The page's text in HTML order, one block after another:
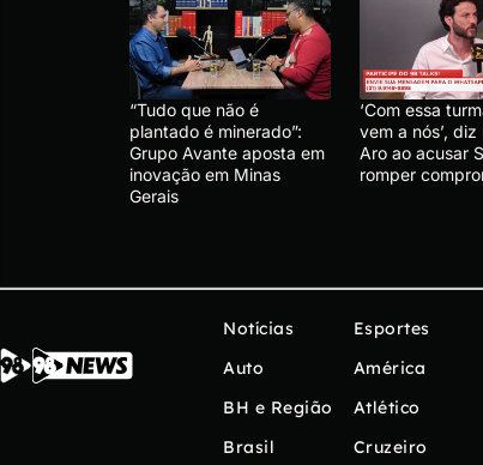
“Tudo que não é
plantado é minerado”:
Grupo Avante aposta em
inovação em Minas
Gerais
‘Com essa
vem a nós’,
Aro ao acusar
romper
Notícias
Auto
BH e Região
Brasil
Esportes
América
Atlético
Cruzeiro